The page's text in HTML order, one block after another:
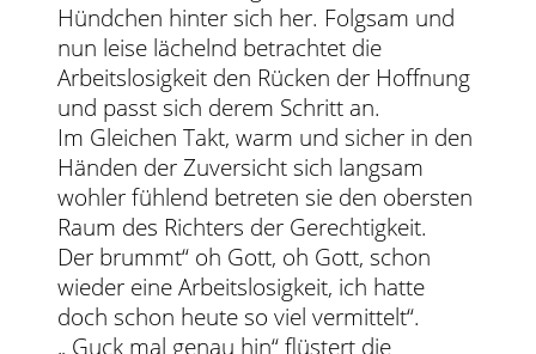
Hündchen hinter sich her. Folgsam und
nun leise lächelnd betrachtet die
Arbeitslosigkeit den Rücken der Hoffnung
und passt sich derem Schritt an.
Im Gleichen Takt, warm und sicher in den
Händen der Zuversicht sich langsam
wohler fühlend betreten sie den obersten
Raum des Richters der Gerechtigkeit.
Der brummt“ oh Gott, oh Gott, schon
wieder eine Arbeitslosigkeit, ich hatte
doch schon heute so viel vermittelt“.
„ Guck mal genau hin“ flüstert die